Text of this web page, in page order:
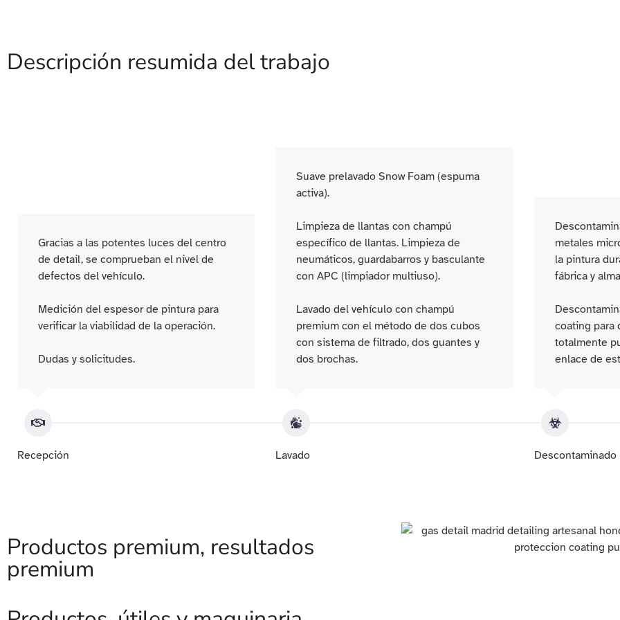
Descripción resumida del trabajo
Gracias a las potentes luces del centro
de detail, se comprueban el nivel de
defectos del vehículo.
Medición del espesor de pintura para
verificar la viabilidad de la operación.
Dudas y solicitudes.
Suave prelavado Snow Foam (espuma
activa).
Limpieza de llantas con champú
específico de llantas. Limpieza de
neumáticos, guardabarros y basculante
con APC (limpiador multiuso).
Lavado del vehículo con champú
premium con el método de dos cubos
con sistema de filtrado, dos guantes y
dos brochas.
metales
la pintura
fábrica y
coating para
totalmente
enlace de
Recepción Lavado Descontaminado
Productos premium, resultados
premium